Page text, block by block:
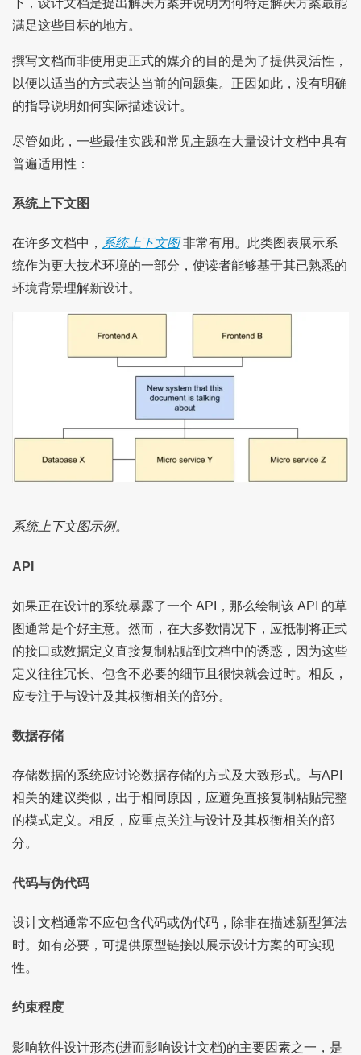
满足这些目标的地方。
撰写文档而非使用更正式的媒介的目的是为了提供灵活性，
以便以适当的方式表达当前的问题集。正因如此，没有明确
的指导说明如何实际描述设计。
尽管如此，一些最佳实践和常见主题在大量设计文档中具有
普遍适用性：
系统上下文图
在许多文档中， 系统上下文图非常有用。此类图表展示系
统作为更大技术环境的一部分，使读者能够基于其已熟悉的
环境背景理解新设计。
系统上下文图示例。
API
如果正在设计的系统暴露了一个 API，那么绘制该 API 的草
图通常是个好主意。然而，在大多数情况下，应抵制将正式
的接口或数据定义直接复制粘贴到文档中的诱惑，因为这些
定义往往冗长、包含不必要的细节且很快就会过时。相反，
应专注于与设计及其权衡相关的部分。
数据存储
存储数据的系统应讨论数据存储的方式及大致形式。与API
相关的建议类似，出于相同原因，应避免直接复制粘贴完整
的模式定义。相反，应重点关注与设计及其权衡相关的部
分。
代码与伪代码
设计文档通常不应包含代码或伪代码，除非在描述新型算法
时。如有必要，可提供原型链接以展示设计方案的可实现
性。
约束程度
影响软件设计形态(进而影响设计文档)的主要因素之一，是